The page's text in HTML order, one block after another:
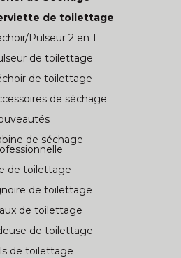
de toilettage
Pulseur 2 en 1
de toilettage
de toilettage
de séchage
de séchage
de toilettage
de toilettage
de toilettage
de toilettage
de toilettage